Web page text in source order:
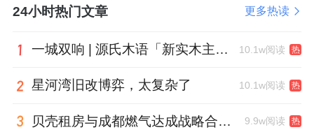
24小时热门文章 更多热读
一城双响 | 源氏木语「新实木主义——黑标生活提案」发布会落地天津，黑标旗舰店盛大启幕 10.1w阅读 热
星河湾旧改博弈，太复杂了 10.1w阅读 热
贝壳租房与成都燃气达成战略合作 打通安全巡检“最后一米” 9.9w阅读 热